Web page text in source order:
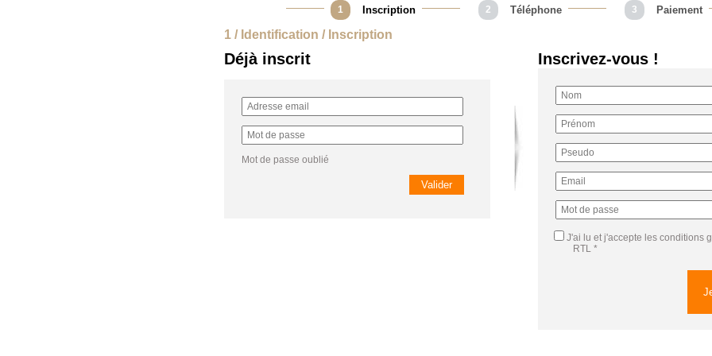
1 Inscription 2 Téléphone 3 Paiement
1 / Identification / Inscription
Déjà inscrit
Mot de passe oublié
Inscrivez-vous !
J'ai lu et j'accepte les conditions
RTL *